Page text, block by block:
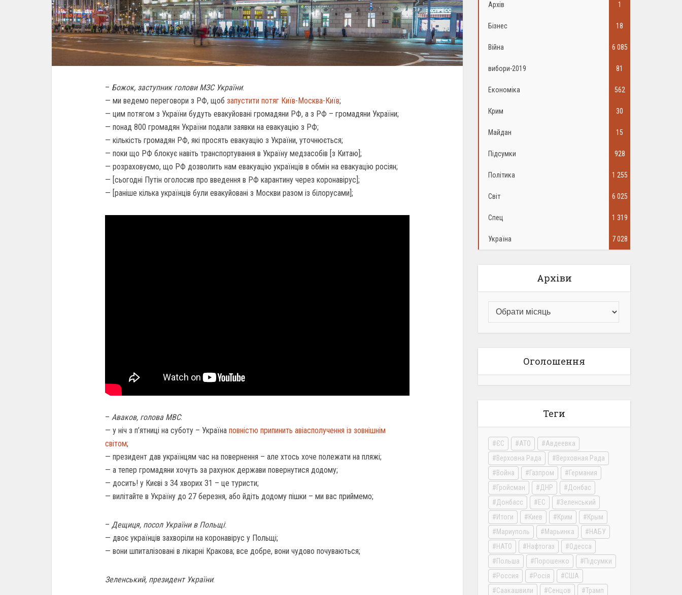
– Божок, заступник голови МЗС України:
— ми ведемо переговори з РФ, щоб запустити потяг Київ-Москва-Київ;
— цим потягом з України будуть евакуйовані громадяни РФ, а з РФ – громадяни України;
— понад 800 громадян України подали заявки на евакуацію з РФ;
— кількість громадян РФ, які просять евакуацію з України, уточнюється;
— поки що РФ блокує навіть транспортування в Україну медзасобів [з Китаю];
— розраховуємо, що РФ дозволить нам евакуацію українців в обмін на евакуацію росіян;
— [сьогодні Путін оголосив про введення в РФ карантину через коронавірус];
— [раніше кілька українців були евакуйовані з Москви разом із білорусами];
– Аваков, голова МВС:
— у ніч з п’ятниці на суботу – Україна повністю припинить авіасполучення із зовнішнім
світом;
— президент дав українцям час на повернення – але хтось хоче полежати на пляжі;
— а тепер громадяни хочуть за рахунок держави повернутися додому;
— досить! у Києві з 34 хворих 31 – це туристи;
— вилітайте в Україну до 27 березня, або йдіть додому пішки – ми вас приймемо;
– Дещиця, посол України в Польщі:
— двоє українців захворіли на коронавірус у Польщі;
— вони шпиталізовані в лікарні Кракова; все добре, вони чудово почуваються;
Зеленський, президент України:
Архів 1
Бізнес 18
Війна 6 085
вибори-2019 81
Економіка 562
Крим 30
Майдан 15
Підсумки 928
Політика 1 255
Світ 6 025
Спец 1 319
Україна 7 028
Архіви
Оголошення
Теги
ЄС АТО
Авдеевка
Верховна Рада
Верховная Рада
Война
Газпром
Германия
Гройсман
ДНР
Донбас
Донбасс
ЕС
Зеленський
Итоги
Киев Крим
Крым
Мариуполь
Марьинка
НАБУ
НАТО
Нафтогаз
Одесса
Польша
Порошенко
Підсумки
Россия
Росія
США
Саакашвили
Сенцов
Трамп